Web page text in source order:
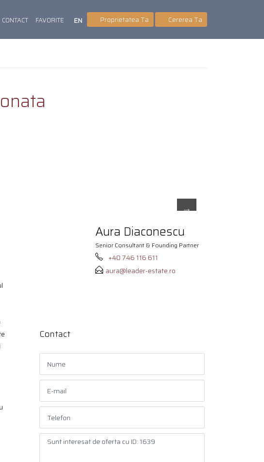
CONTACT FAVORITE EN Proprietatea Ta Cererea Ta
Aura Diaconescu
Senior Consultant & Founding Partner
+40 746 116 611
aura@leader-estate.ro
Contact